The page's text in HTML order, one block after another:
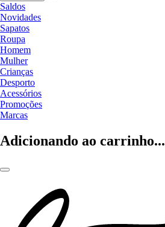
Saldos
Novidades
Sapatos
Roupa
Homem
Mulher
Crianças
Desporto
Acessórios
Promoções
Marcas
Adicionando ao carrinho...